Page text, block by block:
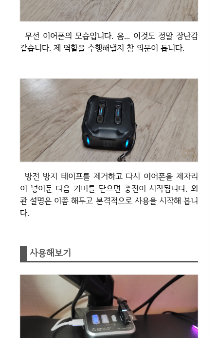
무선 이어폰의 모습입니다. 음... 이것도 정말 장난감
같습니다. 제 역할을 수행해낼지 참 의문이 듭니다.
방전 방지 테이프를 제거하고 다시 이어폰을 제자리
어 넣어둔 다음 커버를 닫으면 충전이 시작됩니다. 외
관 설명은 이쯤 해두고 본격적으로 사용을 시작해 봅니
다.
사용해보기